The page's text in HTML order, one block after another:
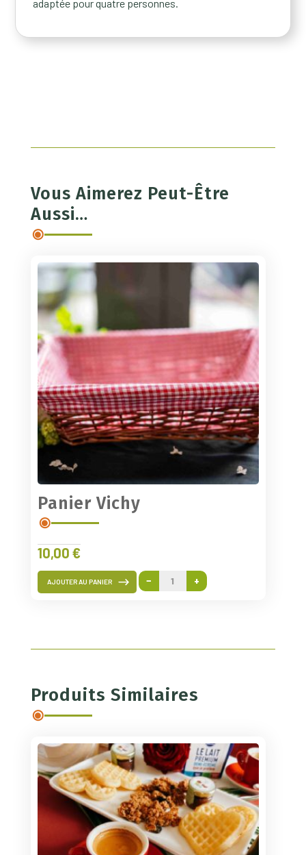
adaptée pour quatre personnes.
Vous Aimerez Peut-Être
Aussi…
Panier Vichy
10,00 €
AJOUTER AU PANIER
quantité
− +
Produits Similaires